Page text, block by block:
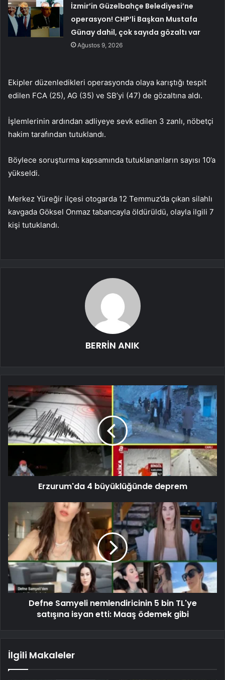
İzmir’in Güzelbahçe Belediyesi’ne
operasyon! CHP’li Başkan Mustafa
Günay dahil, çok sayıda gözaltı var
Ağustos 9, 2026
Ekipler düzenledikleri operasyonda olaya karıştığı tespit
edilen FCA (25), AG (35) ve SB’yi (47) de gözaltına aldı.
İşlemlerinin ardından adliyeye sevk edilen 3 zanlı, nöbetçi
hakim tarafından tutuklandı.
Böylece soruşturma kapsamında tutuklananların sayısı 10’a
yükseldi.
Merkez Yüreğir ilçesi otogarda 12 Temmuz’da çıkan silahlı
kavgada Göksel Onmaz tabancayla öldürüldü, olayla ilgili 7
kişi tutuklandı.
BERRİN ANIK
Erzurum'da 4 büyüklüğünde deprem
Defne Samyeli nemlendiricinin 5 bin TL'ye
satışına isyan etti: Maaş ödemek gibi
İlgili Makaleler